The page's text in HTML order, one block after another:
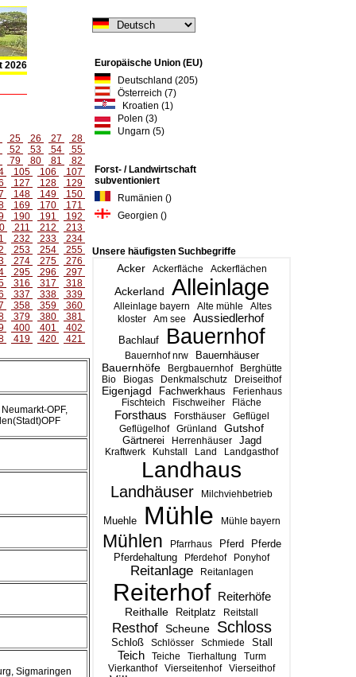
2026
Europäische Union (EU)
Deutschland (205)
Österreich (7)
Kroatien (1)
Polen (3)
Ungarn (5)
Forst- / Landwirtschaft
subventioniert
Rumänien ()
Georgien ()
Unsere häufigsten Suchbegriffe
Acker Ackerfläche Ackerflächen
Ackerland Alleinlage
Alleinlage bayern Alte mühle
Altes
kloster
Am see Aussiedlerhof
Bachlauf Bauernhof
Bauernhof nrw Bauernhäuser
Bauernhöfe Bergbauernhof
Berghütte
Bio
Biogas Denkmalschutz Dreiseithof
Eigenjagd Fachwerkhaus
Ferienhaus
Fischteich
Fischweiher Fläche
Forsthaus Forsthäuser
Geflügel
Geflügelhof
Grünland
Gutshof
Gärtnerei
Herrenhäuser Jagd
Kraftwerk Kuhstall Land Landgasthof
Landhaus
Landhäuser Milchviehbetrieb
Muehle Mühle Mühle bayern
Mühlen Pfarrhaus Pferd Pferde
Pferdehaltung Pferdehof Ponyhof
Reitanlage Reitanlagen
Reiterhof Reiterhöfe
Reithalle Reitplatz Reitstall
Resthof Scheune Schloss
Schloß Schlösser Schmiede Stall
Teich Teiche Tierhaltung
Turm
Vierkanthof
Vierseitenhof Vierseithof
25 26 27
28
52 53 54
55
79 80 81
82
105 106
107
127 128
129
148 149
150
169 170
171
190 191
192
211 212
213
232 233
234
253 254
255
274 275
276
295 296
297
316 317
318
337 338
339
358 359
360
379 380
381
400 401
402
419 420 421
OPF,
Sigmaringen